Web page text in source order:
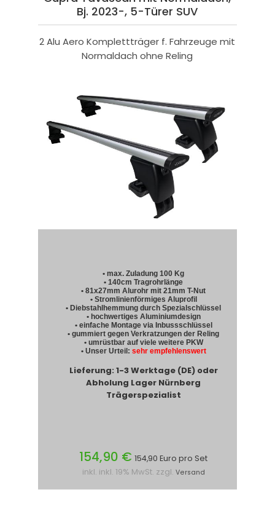
Bj. 2023-, 5-Türer SUV
2 Alu Aero Komplettträger f. Fahrzeuge mit
Normaldach ohne Reling
• max. Zuladung 100 Kg
• 140cm Tragrohrlänge
• 81x27mm Alurohr mit 21mm T-Nut
• Stromlinienförmiges Aluprofil
• Diebstahlhemmung durch Spezialschlüssel
• hochwertiges Aluminiumdesign
• einfache Montage via Inbussschlüssel
• gummiert gegen Verkratzungen der Reling
• umrüstbar auf viele weitere PKW
• Unser Urteil: sehr empfehlenswert
Lieferung: 1-3 Werktage (DE) oder
Abholung Lager Nürnberg
Trägerspezialist
154,90 € 154,90 Euro pro Set
inkl. inkl. 19% MwSt. zzgl. Versand